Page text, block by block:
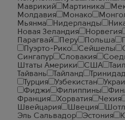
Маврикий
Мартиника
Молдавия
Монако
Мьянма
Нидерланды
Новая Зеландия
Норвегия
Парагвай
Перу Польша
Пуэрто-Рико
Сейшелы
Сингапур
Словакия
Штаты Америки
США
Тайвань
Тайланд
Турция
Узбекистан
Фиджи
Филиппины
Франция
Хорватия Чехия
Швейцария
Швеция
Эль Сальвадор
Эстония